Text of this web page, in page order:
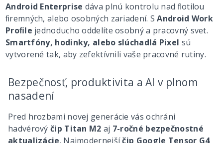
Android Enterprise dáva plnú kontrolu nad ﬂotilou
ﬁremných, alebo osobných zariadení. SAndroid Work
Proﬁle jednoducho oddelíte osobný a pracovný svet.
Smartfóny, hodinky, alebo slúchadlá Pixel sú
vytvorené tak, aby zefektívnili vaše pracovné rutiny.
Bezpečnosť, produktivita a AI v plnom
nasadení
Pred hrozbami novej generácie vás ochráni
hadvérovýčip Titan M2 aj 7-ročné bezpečnostné
aktualizácie. Najmodernejšíčip Google Tensor G4